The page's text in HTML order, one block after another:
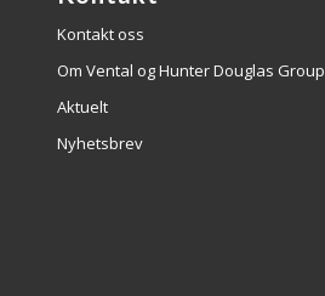
Kontakt oss
Om Vental og Hunter Douglas Group
Aktuelt
Nyhetsbrev